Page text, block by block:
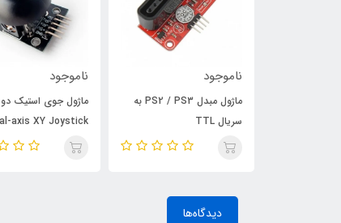
ناموجود
ماژول جوی استیک دو محوره
Dual-axis XY Joystick
ناموجود
کی پد فلت 4*1- صفحه کلید
دیدگاه‌ها